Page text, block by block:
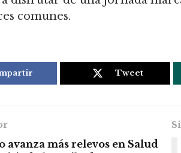
comunes.
Tweet
avanza más relevos en Salud